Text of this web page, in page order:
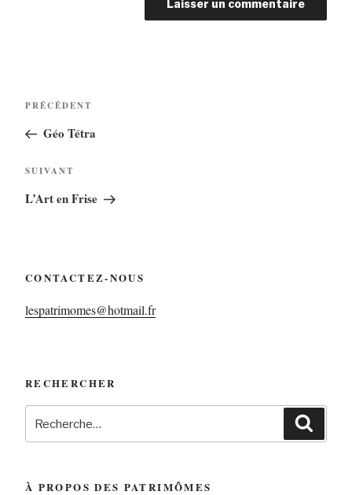
PRÉCÉDENT
Géo Tétra
SUIVANT
L’Art en Frise
CONTACTEZ-NOUS
lespatrimomes@hotmail.fr
RECHERCHER
À PROPOS DES PATRIMÔMES